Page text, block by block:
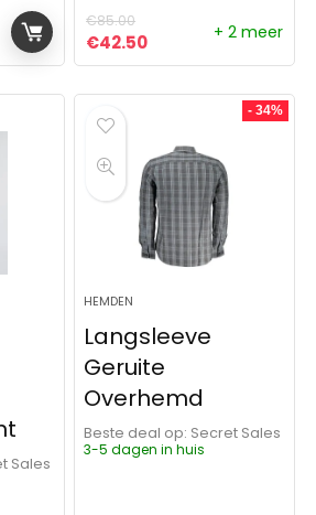
was: €89.90.
is: €44.95.
€85.00
Oorspronkelijke prijs
€42.50Huidige prijs is:
+ 2 meer
Sales
- 34%
HEMDEN
Langsleeve
Geruite
Overhemd
Beste deal op:
Secret Sales
3-5 dagen in huis